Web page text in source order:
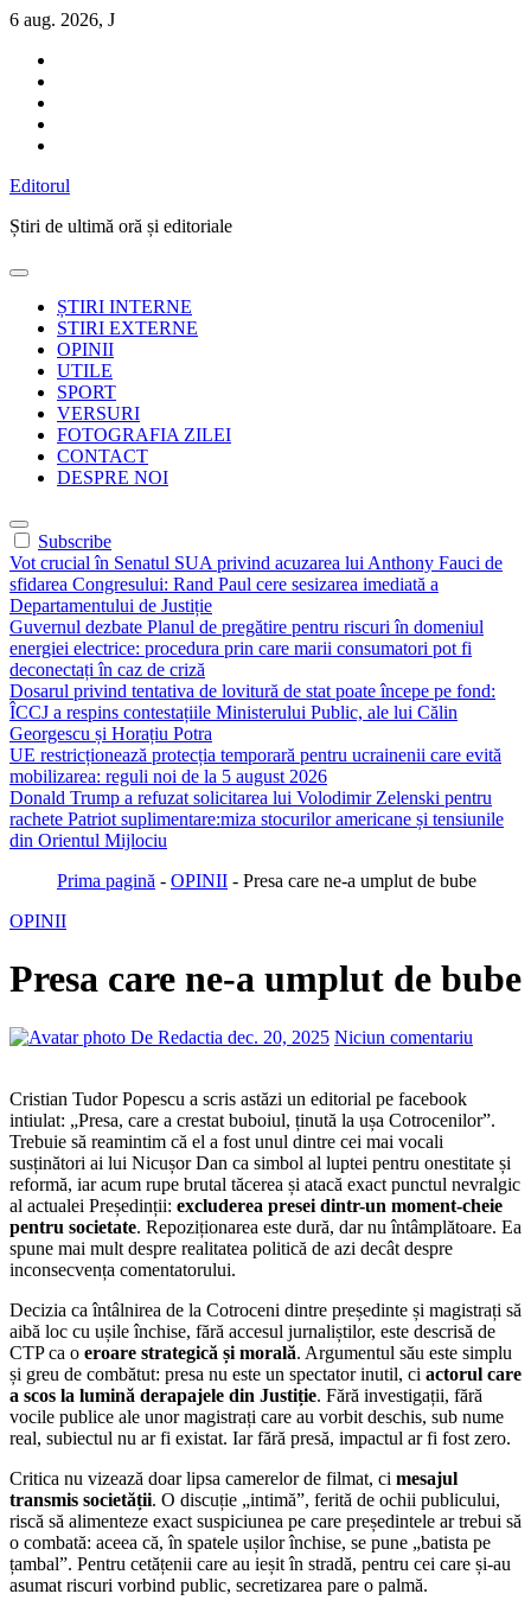
Sari
conținut
6 aug. 2026, J
Editorul
Știri de ultimă oră și editoriale
ȘTIRI INTERNE
STIRI EXTERNE
OPINII
UTILE
SPORT
VERSURI
FOTOGRAFIA ZILEI
CONTACT
DESPRE NOI
Subscribe
Vot crucial în Senatul SUA privind acuzarea lui Anthony Fauci de
sfidarea Congresului: Rand Paul cere sesizarea imediată a
Departamentului de Justiție
Guvernul dezbate Planul de pregătire pentru riscuri în domeniul
energiei electrice: procedura prin care marii consumatori pot fi
deconectați în caz de criză
Dosarul privind tentativa de lovitură de stat poate începe pe fond:
ÎCCJ a respins contestațiile Ministerului Public, ale lui Călin
Georgescu și Horațiu Potra
UE restricționează protecția temporară pentru ucrainenii care evită
mobilizarea: reguli noi de la 5 august 2026
Donald Trump a refuzat solicitarea lui Volodimir Zelenski pentru
rachete Patriot suplimentare:miza stocurilor americane și tensiunile
din Orientul Mijlociu
Prima pagină - OPINII - Presa care ne-a umplut de bube
OPINII
Presa care ne-a umplut de bube
De Redactia dec. 20, 2025 Niciun comentariu
Cristian Tudor Popescu a scris astăzi un editorial pe facebook
intiulat: „Presa, care a crestat buboiul, ținută la ușa Cotrocenilor”.
Trebuie să reamintim că el a fost unul dintre cei mai vocali
susținători ai lui Nicușor Dan ca simbol al luptei pentru onestitate și
reformă, iar acum rupe brutal tăcerea și atacă exact punctul nevralgic
al actualei Președinții: excluderea presei dintr-un moment-cheie
pentru societate. Repoziționarea este dură, dar nu întâmplătoare. Ea
spune mai mult despre realitatea politică de azi decât despre
inconsecvența comentatorului.
Decizia ca întâlnirea de la Cotroceni dintre președinte și magistrați să
aibă loc cu ușile închise, fără accesul jurnaliștilor, este descrisă de
CTP ca o eroare strategică și morală. Argumentul său este simplu
și greu de combătut: presa nu este un spectator inutil, ci actorul care
a scos la lumină derapajele din Justiție. Fără investigații, fără
vocile publice ale unor magistrați care au vorbit deschis, sub nume
real, subiectul nu ar fi existat. Iar fără presă, impactul ar fi fost zero.
Critica nu vizează doar lipsa camerelor de filmat, ci mesajul
transmis societății. O discuție „intimă”, ferită de ochii publicului,
riscă să alimenteze exact suspiciunea pe care președintele ar trebui să
o combată: aceea că, în spatele ușilor închise, se pune „batista pe
țambal”. Pentru cetățenii care au ieșit în stradă, pentru cei care și-au
asumat riscuri vorbind public, secretizarea pare o palmă.